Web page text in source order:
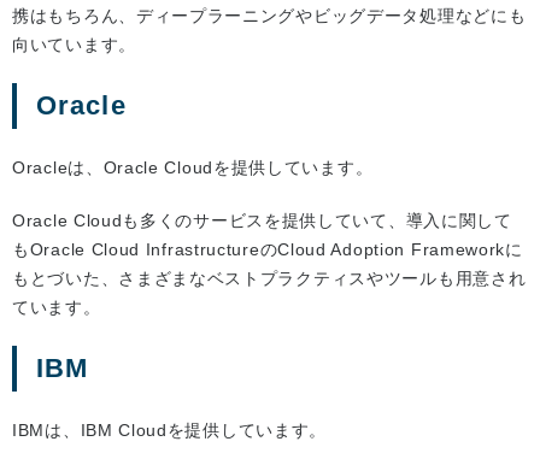
携はもちろん、ディープラーニングやビッグデータ処理などにも
向いています。
Oracle
Oracleは、Oracle Cloudを提供しています。
Oracle Cloudも多くのサービスを提供していて、導入に関して
もOracle Cloud InfrastructureのCloud Adoption Frameworkに
もとづいた、さまざまなベストプラクティスやツールも用意され
ています。
IBM
IBMは、IBM Cloudを提供しています。